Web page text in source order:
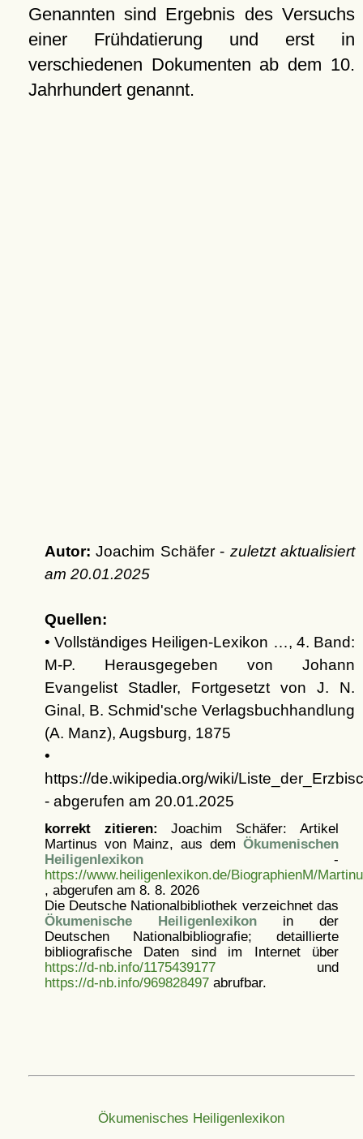
Genannten sind Ergebnis des Versuchs
einer Frühdatierung und erst in
verschiedenen Dokumenten ab dem 10.
Jahrhundert genannt.
Autor: Joachim Schäfer - zuletzt aktualisiert
am 20.01.2025
Quellen:
• Vollständiges Heiligen-Lexikon …, 4. Band:
M-P. Herausgegeben von Johann
Evangelist Stadler, Fortgesetzt von J. N.
Ginal, B. Schmid'sche Verlagsbuchhandlung
(A. Manz), Augsburg, 1875
•
https://de.wikipedia.org/wiki/
- abgerufen am 20.01.2025
korrekt zitieren: Joachim Schäfer: Artikel
Martinus von Mainz, aus dem Ökumenischen
Heiligenlexikon-
https://www.heiligenlexikon.de/BiographienM/
, abgerufen am 8. 8. 2026
Die Deutsche Nationalbibliothek verzeichnet das
Ökumenische Heiligenlexikonin der
Deutschen Nationalbibliografie; detaillierte
bibliografische Daten sind im Internet über
https://d-nb.info/1175439177und
https://d-nb.info/969828497abrufbar.
Ökumenisches Heiligenlexikon